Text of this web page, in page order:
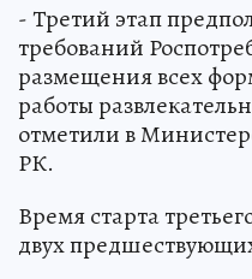
- Третий этап
требований
размещения всех
работы
отметили в
РК.
Время старта
двух